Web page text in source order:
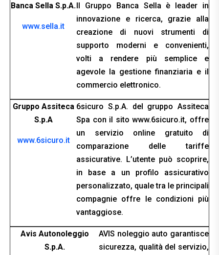
Banca Sella S.p.A.
www.sella.it
Il Gruppo Banca Sella è leader in
innovazione e ricerca, grazie alla
creazione di nuovi strumenti di
supporto moderni e convenienti,
volti a rendere più semplice e
agevole la gestione finanziaria e il
commercio elettronico.
Gruppo Assiteca
S.p.A
www.6sicuro.it
6sicuro S.p.A. del gruppo Assiteca
Spa con il sito www.6sicuro.it, offre
un servizio online gratuito di
comparazione delle tariffe
assicurative. L’utente può scoprire,
in base a un profilo assicurativo
personalizzato, quale tra le principali
compagnie offre le condizioni più
vantaggiose.
Avis Autonoleggio
S.p.A.
AVIS noleggio auto garantisce
sicurezza, qualità del servizio,